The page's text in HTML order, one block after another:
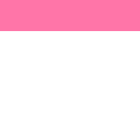
kit